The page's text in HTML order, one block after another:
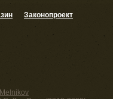
Законопроект